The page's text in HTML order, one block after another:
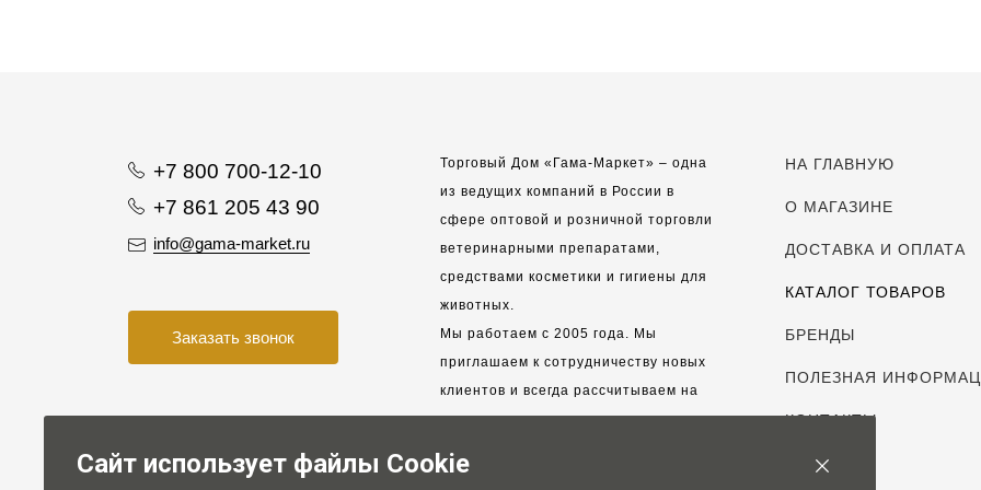
+7 800 700-12-10
+7 861 205 43 90
info@gama-market.ru
Заказать звонок
Торговый Дом «Гама-Маркет» – одна
из ведущих компаний в России в
сфере оптовой и розничной торговли
ветеринарными препаратами,
средствами косметики и гигиены для
животных.
Мы работаем с 2005 года. Мы
приглашаем к сотрудничеству новых
клиентов и всегда рассчитываем на
взаимовыгодные, долгосрочные
НА ГЛАВНУЮ
О МАГАЗИНЕ
ДОСТАВКА И ОПЛАТА
КАТАЛОГ ТОВАРОВ
БРЕНДЫ
ПОЛЕЗНАЯ
КОНТАКТЫ
Сайт использует файлы Cookie